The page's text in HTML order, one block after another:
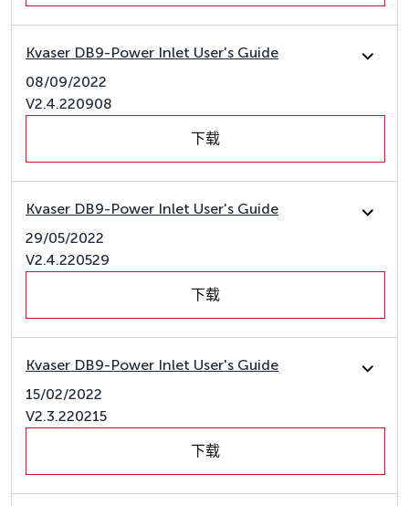
Kvaser DB9-Power Inlet User's Guide
08/09/2022
V2.4.220908
下载
Kvaser DB9-Power Inlet User's Guide
29/05/2022
V2.4.220529
下载
Kvaser DB9-Power Inlet User's Guide
15/02/2022
V2.3.220215
下载